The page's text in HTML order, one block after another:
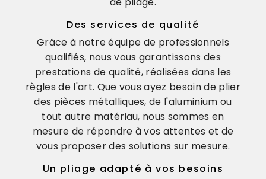
Des services de qualité
Grâce à notre équipe de professionnels
qualifiés, nous vous garantissons des
prestations de qualité, réalisées dans les
règles de l'art. Que vous ayez besoin de plier
des pièces métalliques, de l'aluminium ou
tout autre matériau, nous sommes en
mesure de répondre à vos attentes et de
vous proposer des solutions sur mesure.
Un pliage adapté à vos besoins